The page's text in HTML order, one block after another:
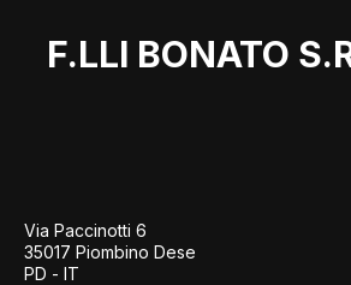
F.LLI BONATO
Via Paccinotti 6
35017 Piombino Dese
PD - IT